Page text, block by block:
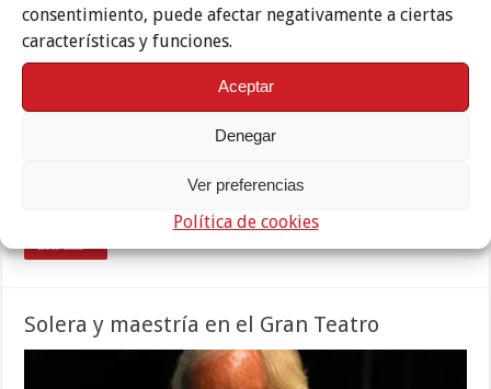
consentimiento, puede afectar negativamente a ciertas
características y funciones.
Aceptar
Denegar
Ver preferencias
Política de cookies
El delegado de Cultura de la Diputación de Córdoba, Gabriel Duque, ha
dado a conocer la LIV Vendimia Flamenca de Doña Mencía, evento que
las citas culturales más emblemáticas de la provincia y referente del
Solera y maestría en el Gran Teatro